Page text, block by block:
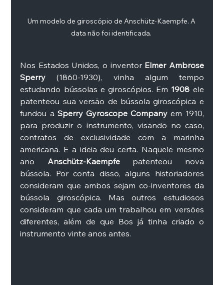
Um modelo de giroscópio de Anschütz-Kaempfe. A
data não foi identificada.
Nos Estados Unidos, o inventor Elmer Ambrose
Sperry (1860-1930), vinha algum tempo
estudando bússolas e giroscópios. Em 1908 ele
patenteou sua versão de bússola giroscópica e
fundou a Sperry Gyroscope Company em 1910,
para produzir o instrumento, visando no caso,
contratos de exclusividade com a marinha
americana. E a ideia deu certa. Naquele mesmo
ano Anschütz-Kaempfe patenteou nova
bússola. Por conta disso, alguns historiadores
consideram que ambos sejam co-inventores da
bússola giroscópica. Mas outros estudiosos
consideram que cada um trabalhou em versões
diferentes, além de que Bos já tinha criado o
instrumento vinte anos antes.